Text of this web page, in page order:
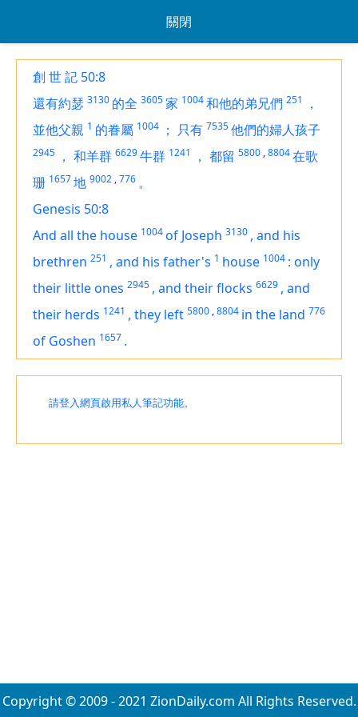
關閉
創 世 記 50:8
還有約瑟 3130 的全 3605家 1004和他的弟兄們 251
，
並他父親 1 的眷屬 1004 ； 只有 7535他們的婦人孩子
2945 ， 和羊群 6629牛群 1241 ， 都留 5800 ,8804在歌
珊 1657地 9002 ,776 。
Genesis 50:8
And all the house 1004of Joseph 3130 , and his
brethren 251 , and his father's 1 house 1004 : only
their little ones 2945 , and their flocks 6629 , and
their herds 1241 , they left 5800 ,8804 in the land 776
of Goshen 1657 .
請登入網頁啟用私人筆記功能。
Copyright © 2009 - 2021 ZionDaily.com All Rights Reserved.